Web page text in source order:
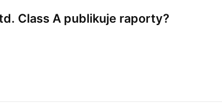
Class A publikuje raporty?